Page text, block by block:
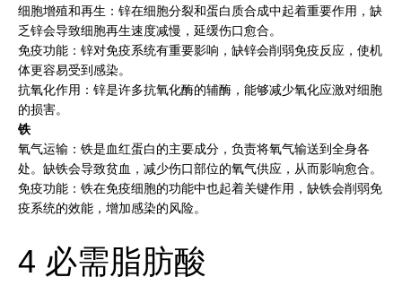
细胞增殖和再生：锌在细胞分裂和蛋白质合成中起着重要作用，缺
乏锌会导致细胞再生速度减慢，延缓伤口愈合。
免疫功能：锌对免疫系统有重要影响，缺锌会削弱免疫反应，使机
体更容易受到感染。
抗氧化作用：锌是许多抗氧化酶的辅酶，能够减少氧化应激对细胞
的损害。
铁
氧气运输：铁是血红蛋白的主要成分，负责将氧气输送到全身各
处。缺铁会导致贫血，减少伤口部位的氧气供应，从而影响愈合。
免疫功能：铁在免疫细胞的功能中也起着关键作用，缺铁会削弱免
疫系统的效能，增加感染的风险。
4 必需脂肪酸